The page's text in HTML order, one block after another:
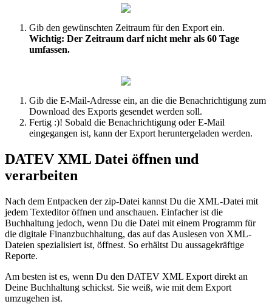
Gib den gewünschten Zeitraum für den Export ein.
Wichtig: Der Zeitraum darf nicht mehr als 60 Tage
umfassen.
Gib die E-Mail-Adresse ein, an die die Benachrichtigung zum
Download des Exports gesendet werden soll.
Fertig :)! Sobald die Benachrichtigung oder E-Mail
eingegangen ist, kann der Export heruntergeladen werden.
DATEV XML Datei öffnen und
verarbeiten
Nach dem Entpacken der zip-Datei kannst Du die XML-Datei mit
jedem Texteditor öffnen und anschauen. Einfacher ist die
Buchhaltung jedoch, wenn Du die Datei mit einem Programm für
die digitale Finanzbuchhaltung, das auf das Auslesen von XML-
Dateien spezialisiert ist, öffnest. So erhältst Du aussagekräftige
Reporte.
Am besten ist es, wenn Du den DATEV XML Export direkt an
Deine Buchhaltung schickst. Sie weiß, wie mit dem Export
umzugehen ist.